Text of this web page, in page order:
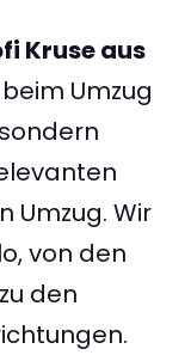
Kruse aus
Umzug
Umzug. Wir
von den
den